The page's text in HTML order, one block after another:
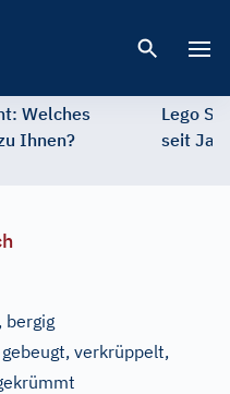
Welches
Ihnen?
Lego
seit
bergig
verkrüppelt,